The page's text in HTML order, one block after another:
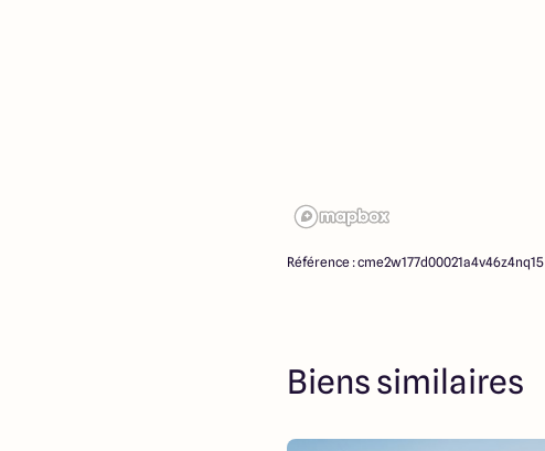
Référence : cme2w177d00021a4v46z4nq15
Biens similaires